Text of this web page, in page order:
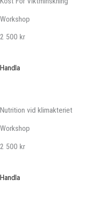
Workshop
2 500 kr
Handla
Nutrition vid klimakteriet
Workshop
2 500 kr
Handla